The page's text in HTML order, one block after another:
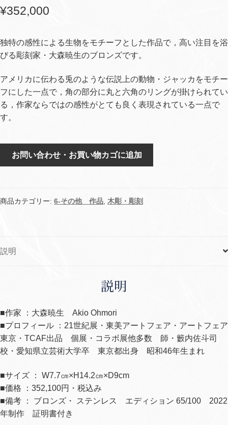
¥352,000
独特の感性による生物をモチーフとした作品で，高い注目を浴
びる彫刻家・大森暁生のブロンズです。
アメリカに伝わる兎のような伝説上の動物・ジャッカをモチー
フにした一点で，角の部分に丸と六角のリングが掛けられてい
る，作家ならではの感性がとても良く表現されている一点で
す。
ン
個
お問い合わせ・お買い物カゴに追加
商品カテゴリー: 6-その他 作品 木彫・彫刻
説明
説明
■作家 ：大森暁生 Akio Ohmori
■プロフィール ：21世紀展・東美アートフェア・アートフェア
東京・TCAF出品 個展・コラボ展他多数 師・籔内佐斗司
校・愛知県立芸術大学卒 東京都出身 昭和46年生まれ
■サイズ ： W7.7㎝×H14.2㎝×D9cm
■価格 ：352,100円・税込み
■備考 ： ブロンズ・ ステンレス エディション 65/100 2022
年制作 証明書付き